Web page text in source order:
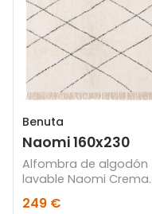
Benuta
Naomi 160x230
Alfombra de algodón
lavable Naomi Crema
160x230
249 €